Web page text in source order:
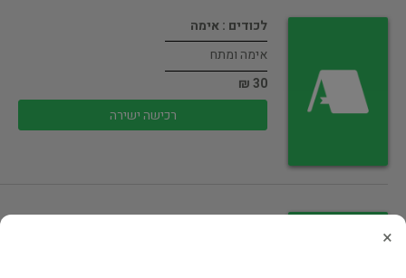
לכודים : אימה
אימה ומתח
30 ₪
רכישה ישירה
רוזאנה
×